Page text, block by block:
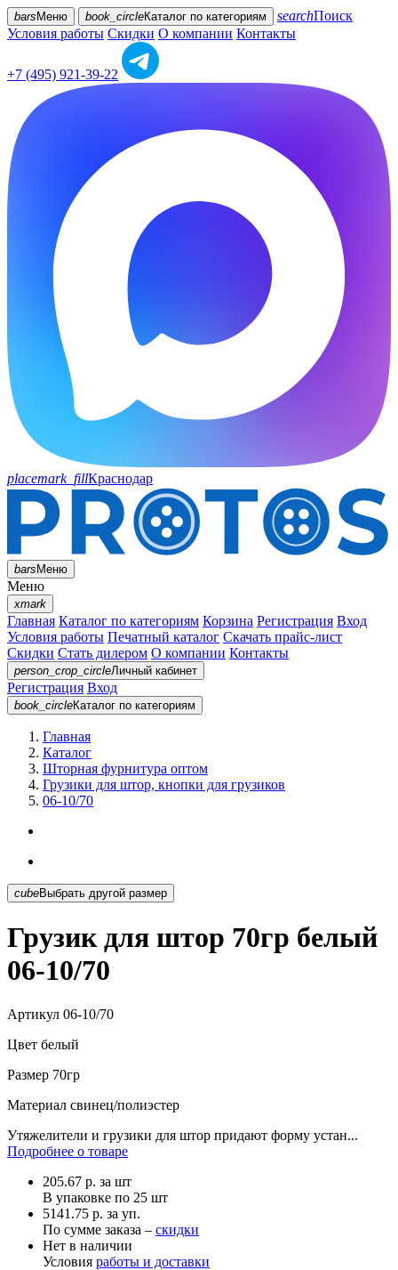
bars Меню book_circleКаталог по категориям searchПоиск
Условия работы Скидки О компании Контакты
+7 (495) 921-39-22
placemark_fillКраснодар
barsМеню
Меню
xmark
Главная Каталог по категориям Корзина Регистрация Вход
Условия работы Печатный каталог Скачать прайс-лист
Скидки Стать дилером О компании Контакты
person_crop_circleЛичный кабинет
Регистрация Вход
book_circleКаталог по категориям
Главная
Каталог
Шторная фурнитура оптом
Грузики для штор, кнопки для грузиков
06-10/70
cubeВыбрать другой размер
Грузик для штор 70гр белый
06-10/70
Артикул 06-10/70
Цвет белый
Размер 70гр
Материал свинец/полиэстер
Утяжелители и грузики для штор придают форму устан...
Подробнее о товаре
205.67 р. за шт
В упаковке по 25 шт
5141.75 р. за уп.
По сумме заказа – скидки
Нет в наличии
Условия работы и доставки